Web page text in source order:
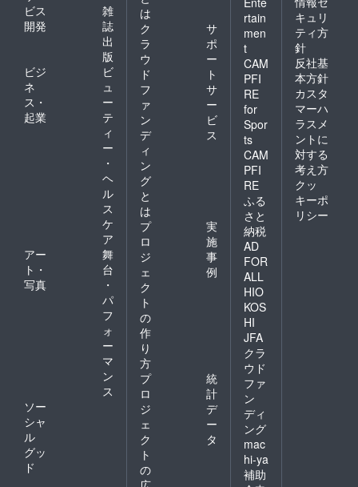
ビス
開発
雑
誌
出
版
ビジ
ネ
ス・
起業
ビ
ュ
ー
テ
ィ
ー
・
ヘ
ル
ス
ケ
ア
アー
ト・
写真
舞
台
・
パ
フ
ォ
ー
マ
ン
ス
ソー
シャ
ル
グッ
ド
は
ク
ラ
ウ
ド
フ
ァ
ン
デ
ィ
ン
グ
と
は
サ
ポ
ー
ト
サ
ー
ビ
ス
プ
ロ
ジ
ェ
ク
ト
の
作
り
方
実
施
事
例
プ
ロ
ジ
ェ
ク
ト
の
統
計
デ
ー
タ
rtain
men
t
CAM
PFI
RE
for
Spor
ts
CAM
PFI
RE
ふる
さと
納税
AD
FOR
ALL
HIO
KOS
HI
JFA
クラ
ウド
ファ
ン
ディ
ング
mac
hi-ya
補助
キュリ
ティ方
針
反社基
本方針
カスタ
マーハ
ラスメ
ントに
対する
考え方
クッ
キーポ
リシー